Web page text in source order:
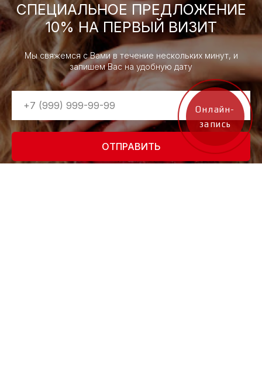
СПЕЦИАЛЬНОЕ ПРЕДЛОЖЕНИЕ
10% НА ПЕРВЫЙ ВИЗИТ
Мы свяжемся с Вами в течение нескольких минут, и
запишем Вас на удобную дату
ОТПРАВИТЬ
Онлайн-
запись